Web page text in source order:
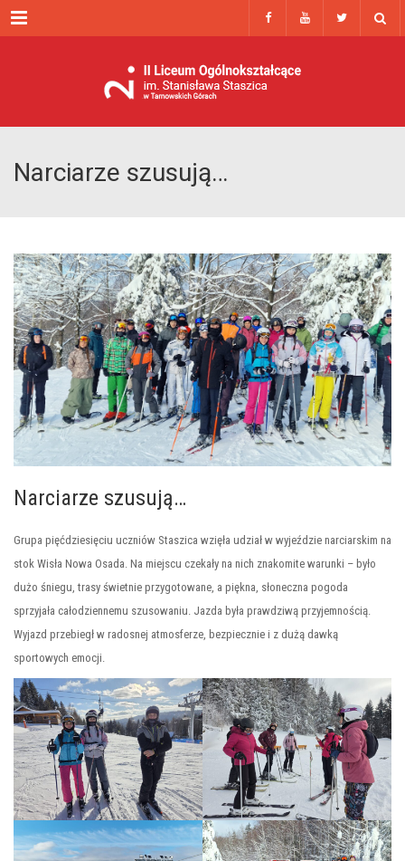
Menu
Narciarze szusują…
Narciarze szusują…
Grupa pięćdziesięciu uczniów Staszica wzięła udział w wyjeździe narciarskim na
stok Wisła Nowa Osada. Na miejscu czekały na nich znakomite warunki – było
dużo śniegu, trasy świetnie przygotowane, a piękna, słoneczna pogoda
sprzyjała całodziennemu szusowaniu. Jazda była prawdziwą przyjemnością.
Wyjazd przebiegł w radosnej atmosferze, bezpiecznie i z dużą dawką
sportowych emocji.